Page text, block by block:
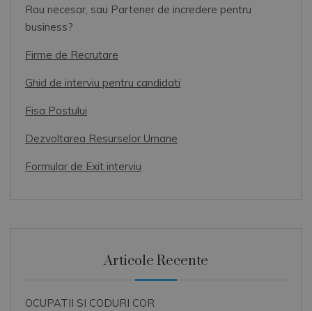
Rau necesar, sau Partener de incredere pentru
business?
Firme de Recrutare
Ghid de interviu pentru candidati
Fisa Postului
Dezvoltarea Resurselor Umane
Formular de Exit interviu
Articole Recente
OCUPATII SI CODURI COR